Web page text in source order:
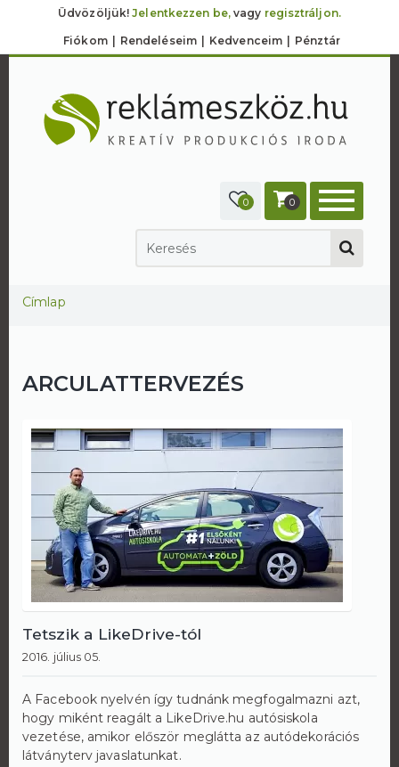
Üdvözöljük!Jelentkezzen be,vagy regisztráljon.
Fiókom Rendeléseim Kedvenceim Pénztár
0 0
Jelenlegi hely
Címlap
ARCULATTERVEZÉS
Tetszik a LikeDrive-tól
2016. július 05.
A Facebook nyelvén így tudnánk megfogalmazni azt,
hogy miként reagált a LikeDrive.hu autósiskola
vezetése, amikor először meglátta az autódekorációs
látványterv javaslatunkat.